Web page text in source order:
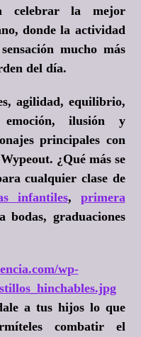
celebrar la mejor
donde la actividad
mucho más
del día.
agilidad, equilibrio,
emoción, ilusión y
principales con
¿Qué más se
cualquier clase de
infantiles, primera
bodas, graduaciones
wp-
a tus hijos lo que
combatir el